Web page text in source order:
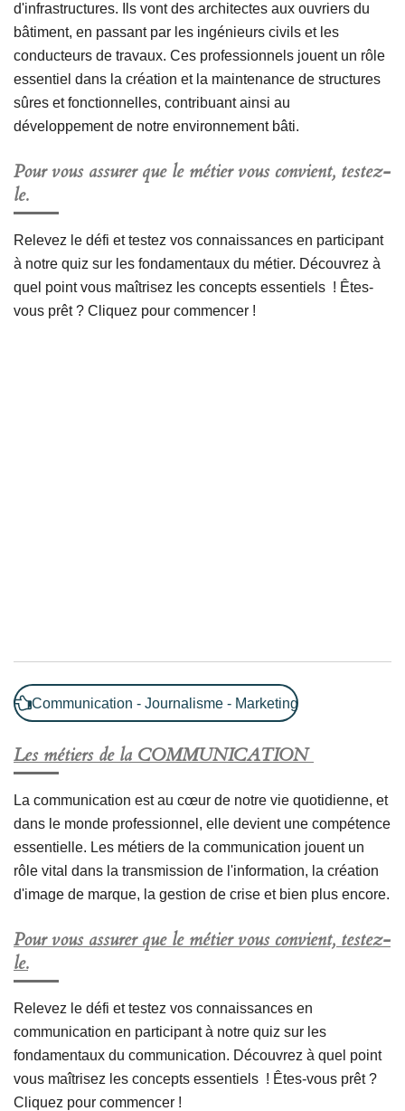
d'infrastructures. Ils vont des architectes aux ouvriers du
bâtiment, en passant par les ingénieurs civils et les
conducteurs de travaux. Ces professionnels jouent un rôle
essentiel dans la création et la maintenance de structures
sûres et fonctionnelles, contribuant ainsi au
développement de notre environnement bâti.
Pour vous assurer que le métier vous convient, testez-
le.
Relevez le défi et testez vos connaissances en participant
à notre quiz sur les fondamentaux du métier. Découvrez à
quel point vous maîtrisez les concepts essentiels ! Êtes-
vous prêt ? Cliquez pour commencer !
Communication - Journalisme - Marketing
Les métiers de la COMMUNICATION
La communication est au cœur de notre vie quotidienne, et
dans le monde professionnel, elle devient une compétence
essentielle. Les métiers de la communication jouent un
rôle vital dans la transmission de l'information, la création
d'image de marque, la gestion de crise et bien plus encore.
Pour vous assurer que le métier vous convient, testez-
le.
Relevez le défi et testez vos connaissances en
communication en participant à notre quiz sur les
fondamentaux du communication. Découvrez à quel point
vous maîtrisez les concepts essentiels ! Êtes-vous prêt ?
Cliquez pour commencer !